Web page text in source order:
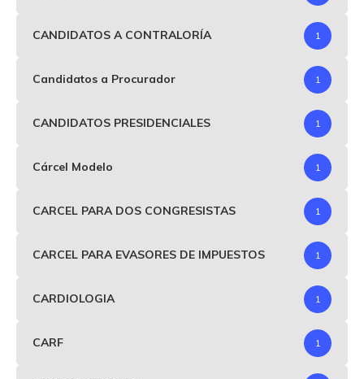
CANDIDATOS A CONTRALORÍA 1
Candidatos a Procurador 1
CANDIDATOS PRESIDENCIALES 1
Cárcel Modelo 1
CARCEL PARA DOS CONGRESISTAS 1
CARCEL PARA EVASORES DE IMPUESTOS 1
CARDIOLOGIA 1
CARF 1